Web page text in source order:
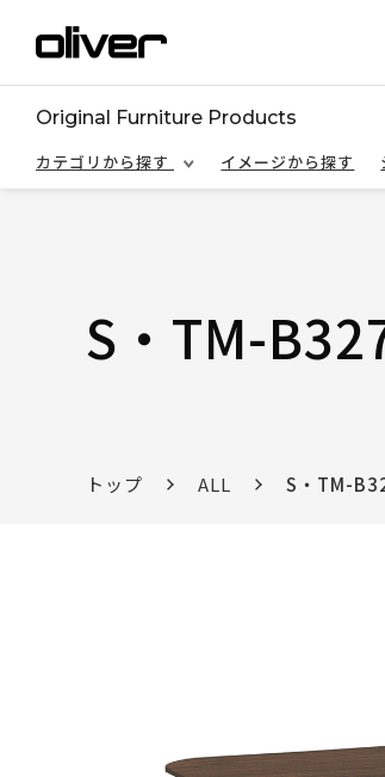
Original Furniture Products
カテゴリから探す
イメージから探す
S・TM-
トップ ALL S・TM-